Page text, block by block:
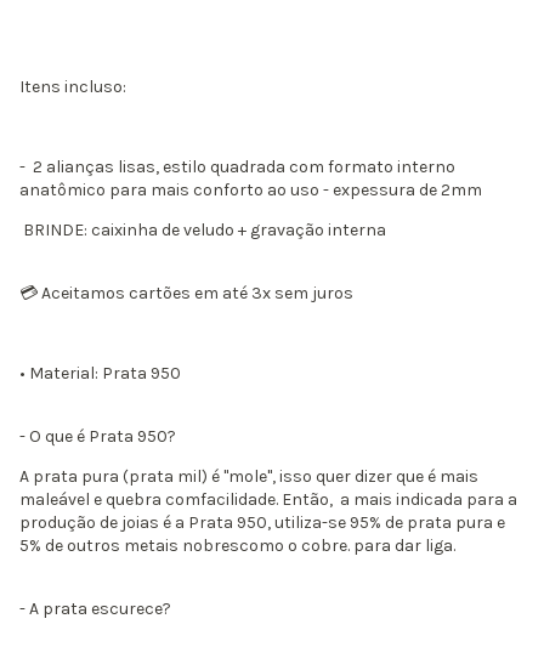
Itens incluso:
- 2 alianças lisas, estilo quadrada com formato interno
anatômico para mais conforto ao uso - expessura de 2mm
BRINDE: caixinha de veludo + gravação interna
💳 Aceitamos cartões em até 3x sem juros
• Material: Prata 950
- O que é Prata 950?
A prata pura (prata mil) é "mole", isso quer dizer que é mais
maleável e quebra comfacilidade. Então, a mais indicada para a
produção de joias é a Prata 950, utiliza-se 95% de prata pura e
5% de outros metais nobrescomo o cobre. para dar liga.
- A prata escurece?